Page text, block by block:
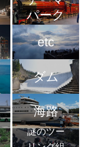
パーク
etc
ダム
海路
謎のツー